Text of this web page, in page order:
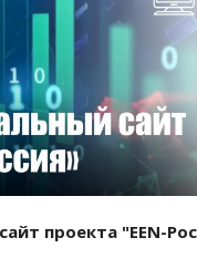
Смотреть проект
проекта "EEN-